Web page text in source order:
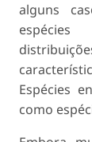
alguns
Espécies
como